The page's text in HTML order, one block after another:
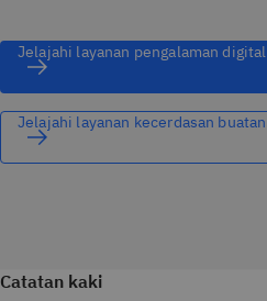
Jelajahi layanan pengalaman digital
Jelajahi layanan kecerdasan buatan
Catatan kaki